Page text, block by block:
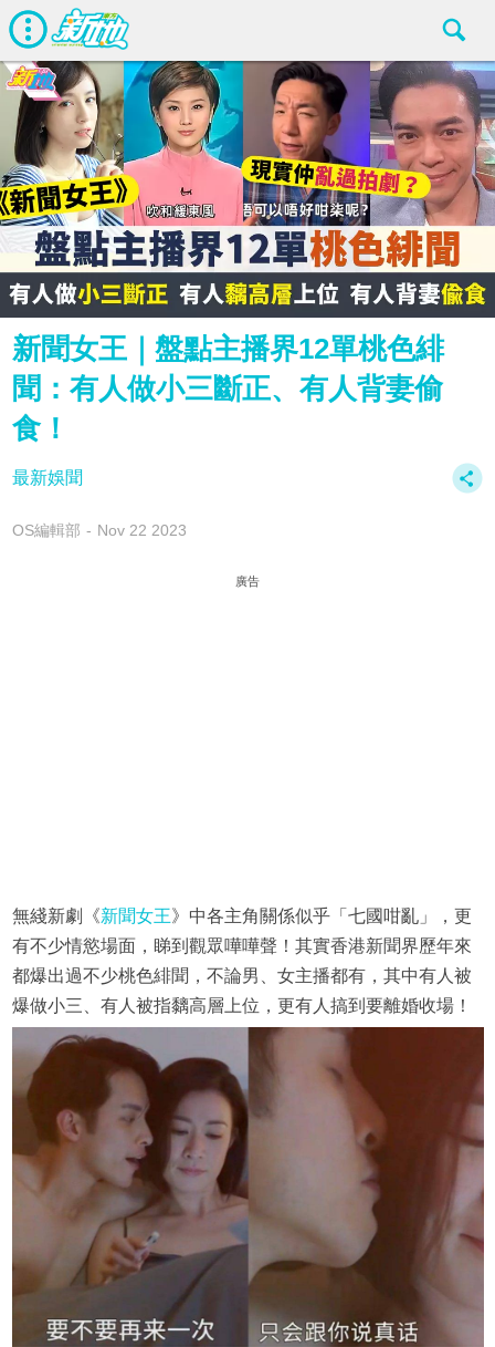
新聞女王｜盤點主播界12單桃色緋
聞：有人做小三斷正、有人背妻偷
食！
最新娛聞
OS編輯部 Nov 22 2023
廣告
無綫新劇《新聞女王》中各主角關係似乎「七國咁亂」，更
有不少情慾場面，睇到觀眾嘩嘩聲！其實香港新聞界歷年來
都爆出過不少桃色緋聞，不論男、女主播都有，其中有人被
爆做小三、有人被指黐高層上位，更有人搞到要離婚收場！